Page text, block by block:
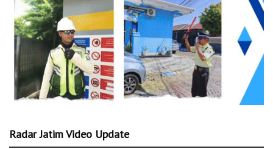
Radar Jatim Video Update